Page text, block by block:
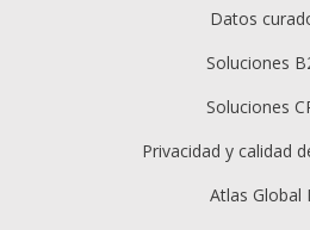
Datos
Soluciones
Soluciones
Privacidad y calidad
Atlas Global